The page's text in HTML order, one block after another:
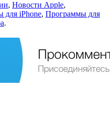
, Новости Apple,
для iPhone, Программы для
.